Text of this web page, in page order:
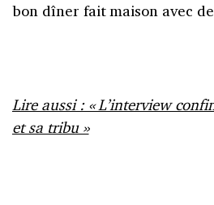
bon dîner fait maison avec
Lire aussi : « L’interview
et sa tribu »